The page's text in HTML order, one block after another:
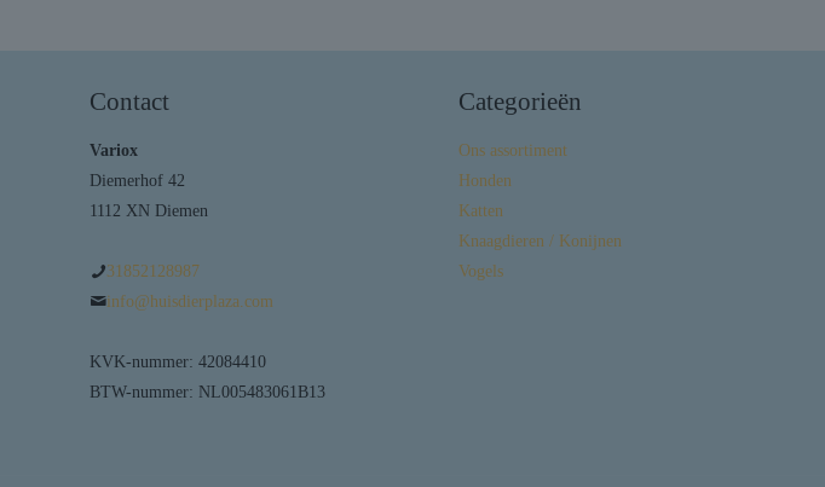
Contact
Variox
Diemerhof 42
1112 XN Diemen
31852128987
info@huisdierplaza.com
KVK-nummer: 42084410
BTW-nummer: NL005483061B13
Categorieën
Ons assortiment
Honden
Katten
Knaagdieren / Konijnen
Vogels